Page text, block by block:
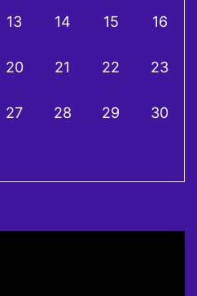
13 14 15 16
20 21 22 23
27 28 29 30